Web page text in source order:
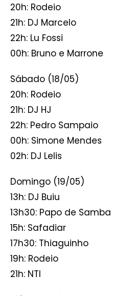
20h: Rodeio
21h: DJ Marcelo
22h: Lu Fossi
00h: Bruno e Marrone
Sábado (18/05)
20h: Rodeio
21h: DJ HJ
22h: Pedro Sampaio
00h: Simone Mendes
02h: DJ Lelis
Domingo (19/05)
13h: DJ Buiu
13h30: Papo de Samba
15h: Safadiar
17h30: Thiaguinho
19h: Rodeio
21h: NTI